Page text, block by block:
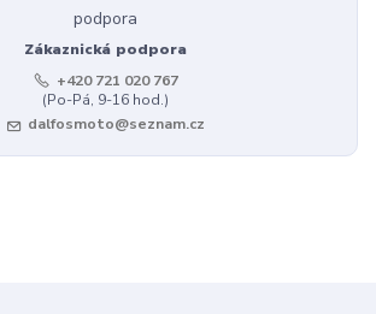
Zákaznická podpora
+420 721 020 767
(Po-Pá, 9-16 hod.)
dalfosmoto@seznam.cz